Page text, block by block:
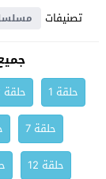
تصنيفات
مسلسل
حلقة 1 حلقة 2
حلقة 7
حلقة 12